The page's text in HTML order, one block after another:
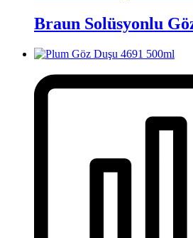
Braun Solüsyonlu